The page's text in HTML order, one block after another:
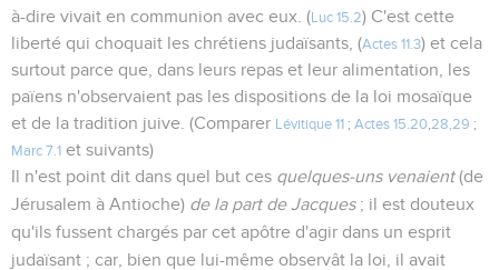
à-dire vivait en communion avec eux. ( Luc 15.2) C'est cette
liberté qui choquait les chrétiens judaïsants, (Actes 11.3) et cela
surtout parce que, dans leurs repas et leur alimentation, les
païens n'observaient pas les dispositions de la loi mosaïque
et de la tradition juive. (Comparer
Lévitique 11 ; Actes 15.20 28,29 ;
Marc 7.1 et suivants)
Il n'est point dit dans quel but ces quelques-uns venaient(de
Jérusalem à Antioche) de la part de Jacques; il est douteux
qu'ils fussent chargés par cet apôtre d'agir dans un esprit
judaïsant ; car, bien que lui-même observât la loi, il avait